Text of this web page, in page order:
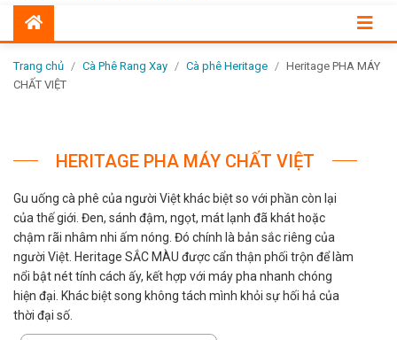
LIÊN HỆ
Trang chủ / Cà Phê Rang Xay / Cà phê Heritage / Heritage PHA MÁY
CHẤT VIỆT
HERITAGE PHA MÁY CHẤT VIỆT
Gu uống cà phê của người Việt khác biệt so với phần còn lại
của thế giới. Đen, sánh đậm, ngọt, mát lạnh đã khát hoặc
chậm rãi nhâm nhi ấm nóng. Đó chính là bản sắc riêng của
người Việt. Heritage SẮC MÀU được cẩn thận phối trộn để làm
nổi bật nét tính cách ấy, kết hợp với máy pha nhanh chóng
hiện đại. Khác biệt song không tách mình khỏi sự hối hả của
thời đại số.